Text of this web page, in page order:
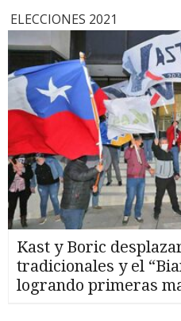
ELECCIONES 2021
Kast y Boric
tradicionales y el
logrando primeras